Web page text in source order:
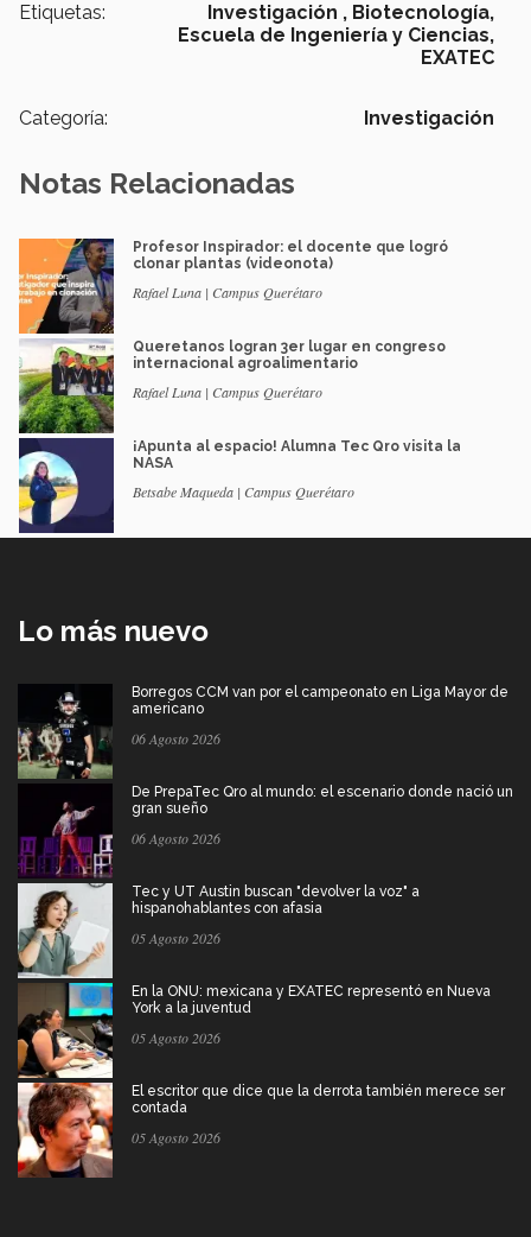
Etiquetas: Investigación , Biotecnología,
Escuela de Ingeniería y Ciencias,
EXATEC
Categoría: Investigación
Notas Relacionadas
Profesor Inspirador: el docente que logró
clonar plantas (videonota)
Rafael Luna | Campus Querétaro
Queretanos logran 3er lugar en congreso
internacional agroalimentario
Rafael Luna | Campus Querétaro
¡Apunta al espacio! Alumna Tec Qro visita la
NASA
Betsabe Maqueda | Campus Querétaro
Lo más nuevo
Borregos CCM van por el campeonato en Liga Mayor de
americano
06 Agosto 2026
De PrepaTec Qro al mundo: el escenario donde nació un
gran sueño
06 Agosto 2026
Tec y UT Austin buscan "devolver la voz" a
hispanohablantes con afasia
05 Agosto 2026
En la ONU: mexicana y EXATEC representó en Nueva
York a la juventud
05 Agosto 2026
El escritor que dice que la derrota también merece ser
contada
05 Agosto 2026